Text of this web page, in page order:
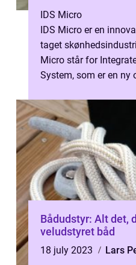
IDS Micro
IDS Micro er en
taget
Micro står for
System, som er en ny
Bådudstyr: Alt det,
veludstyret båd
18 july 2023
Lars